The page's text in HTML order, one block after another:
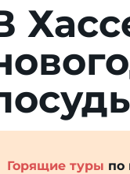
Горящие туры по